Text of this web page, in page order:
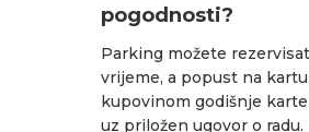
pogodnosti?
Parking možete
vrijeme, a popust na
kupovinom godišnje
uz priložen ugovor o radu.